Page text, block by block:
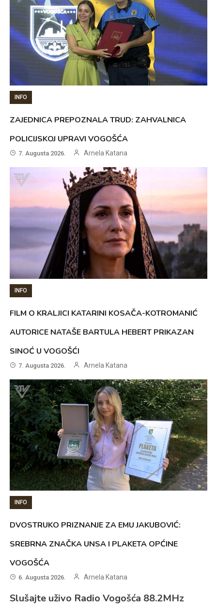
INFO
ZAJEDNICA PREPOZNALA TRUD: ZAHVALNICA
POLICIJSKOJ UPRAVI VOGOŠĆA
7. Augusta 2026. Arnela Katana
INFO
FILM O KRALJICI KATARINI KOSAČA-KOTROMANIĆ
AUTORICE NATAŠE BARTULA HEBERT PRIKAZAN
SINOĆ U VOGOŠĆI
7. Augusta 2026. Arnela Katana
INFO
DVOSTRUKO PRIZNANJE ZA EMU JAKUBOVIĆ:
SREBRNA ZNAČKA UNSA I PLAKETA OPĆINE
VOGOŠĆA
6. Augusta 2026. Arnela Katana
Slušajte uživo Radio Vogošća 88.2MHz